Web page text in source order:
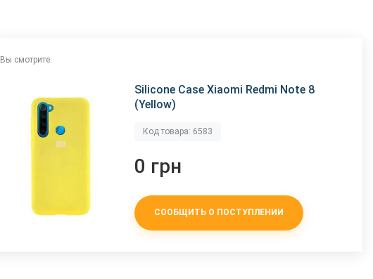
Вы смотрите:
Silicone Case Xiaomi Redmi Note 8
(Yellow)
Код товара: 6583
0 грн
СООБЩИТЬ О ПОСТУПЛЕНИИ